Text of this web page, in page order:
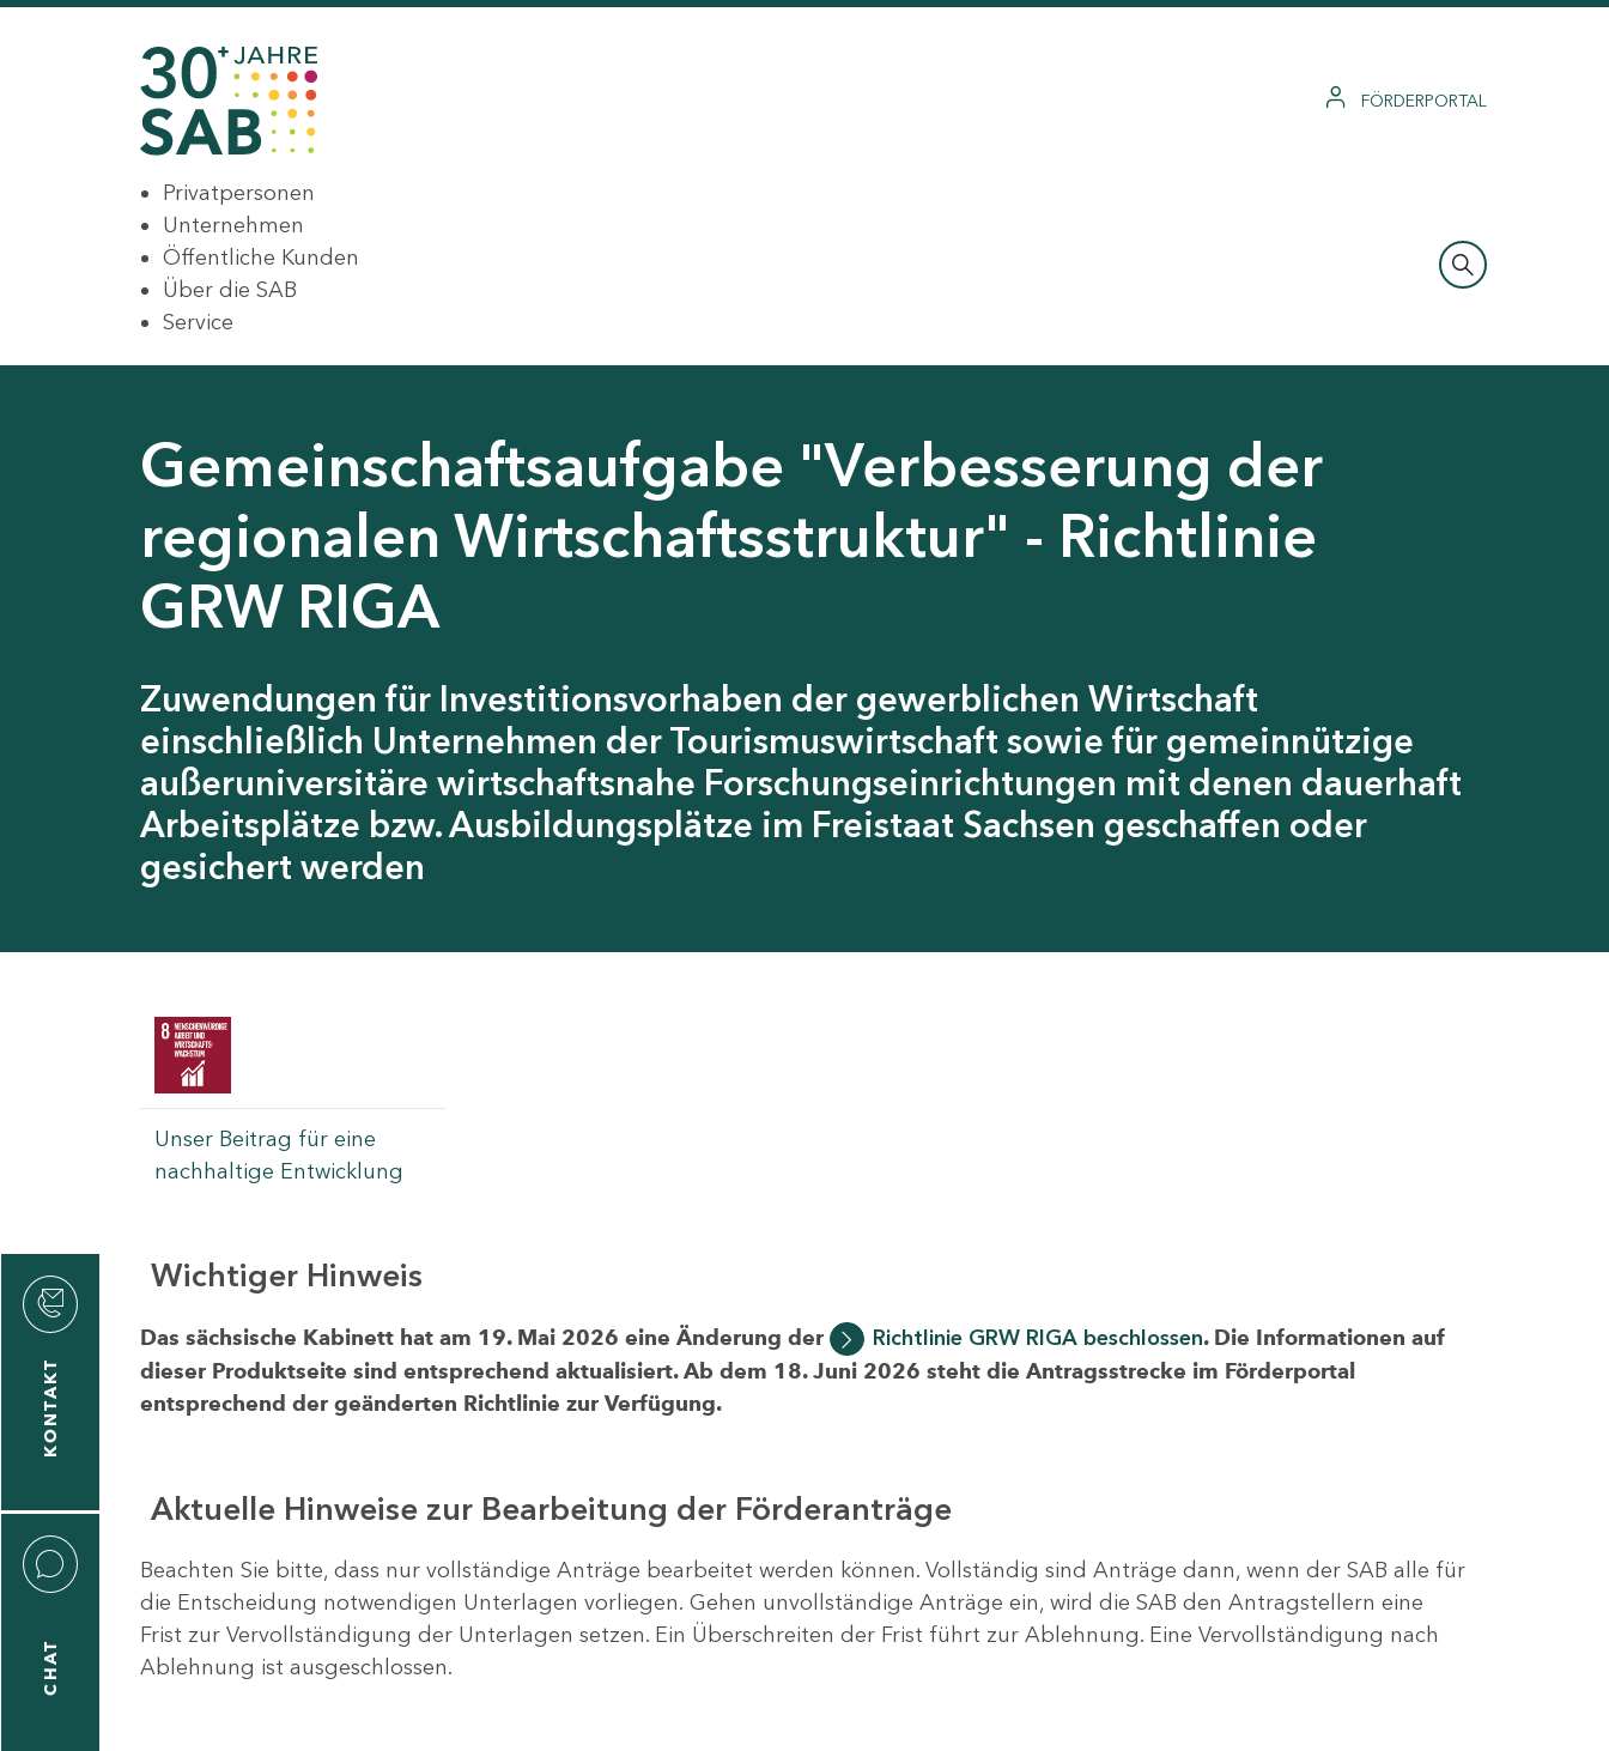
FÖRDERPORTAL
Privatpersonen
Unternehmen
Öffentliche Kunden
Über die SAB
Service
Gemeinschaftsaufgabe "Verbesserung der
regionalen Wirtschaftsstruktur" - Richtlinie
GRW RIGA
Zuwendungen für Investitionsvorhaben der gewerblichen Wirtschaft
einschließlich Unternehmen der Tourismuswirtschaft sowie für gemeinnützige
außeruniversitäre wirtschaftsnahe Forschungseinrichtungen mit denen dauerhaft
Arbeitsplätze bzw. Ausbildungsplätze im Freistaat Sachsen geschaffen oder
gesichert werden
Unser Beitrag für eine
nachhaltige Entwicklung
KONTAKT
CHAT
Wichtiger Hinweis
Das sächsische Kabinett hat am 19. Mai 2026 eine Änderung der Richtlinie GRW RIGA beschlossen. Die Informationen auf
dieser Produktseite sind entsprechend aktualisiert. Ab dem 18. Juni 2026 steht die Antragsstrecke im Förderportal
entsprechend der geänderten Richtlinie zur Verfügung.
Aktuelle Hinweise zur Bearbeitung der Förderanträge
Beachten Sie bitte, dass nur vollständige Anträge bearbeitet werden können. Vollständig sind Anträge dann, wenn der SAB alle für
die Entscheidung notwendigen Unterlagen vorliegen. Gehen unvollständige Anträge ein, wird die SAB den Antragstellern eine
Frist zur Vervollständigung der Unterlagen setzen. Ein Überschreiten der Frist führt zur Ablehnung. Eine Vervollständigung nach
Ablehnung ist ausgeschlossen.